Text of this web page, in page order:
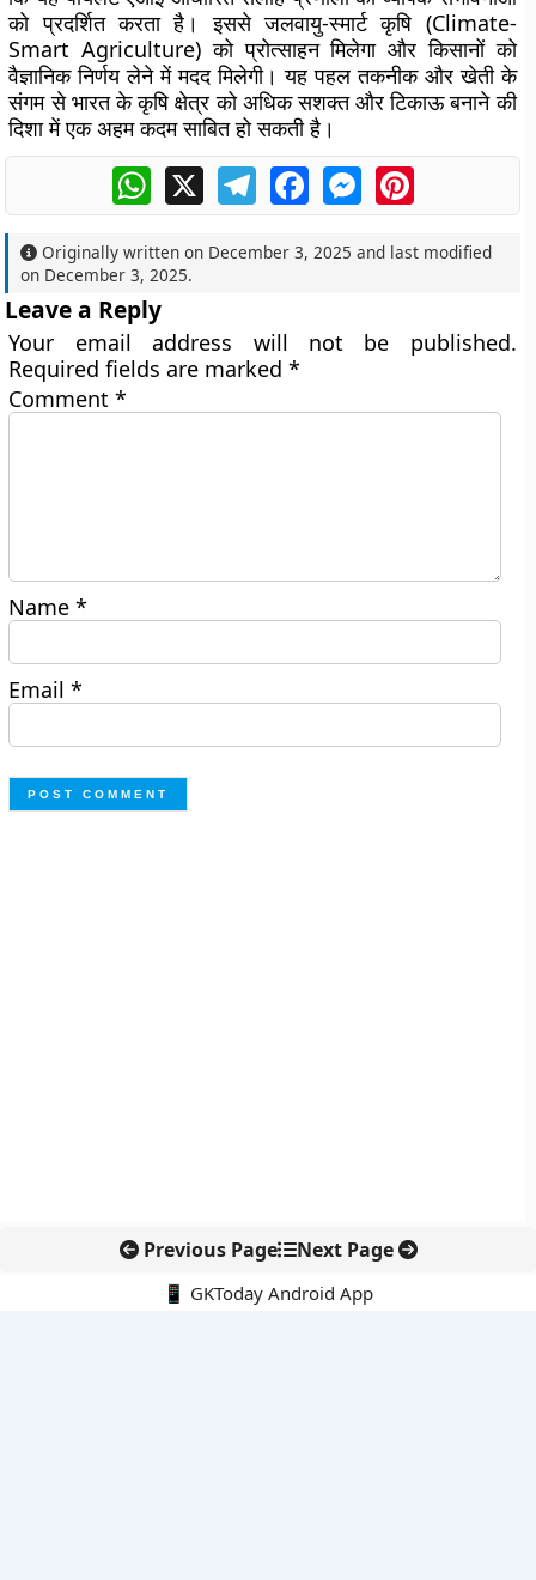
को प्रदर्शित करता है। इससे जलवायु-स्मार्ट कृषि (Climate-
Smart Agriculture) को प्रोत्साहन मिलेगा और किसानों को
वैज्ञानिक निर्णय लेने में मदद मिलेगी। यह पहल तकनीक और खेती के
संगम से भारत के कृषि क्षेत्र को अधिक सशक्त और टिकाऊ बनाने की
दिशा में एक अहम कदम साबित हो सकती है।
WhatsApp
X TelegramFacebookMessengerPinterest
Originally written on December 3, 2025 and last modified
on December 3, 2025.
Leave a Reply
Your email address will not be published.
Required fields are marked*
Comment*
Name*
Email*
Previous Page Next Page
📱 GKToday Android App